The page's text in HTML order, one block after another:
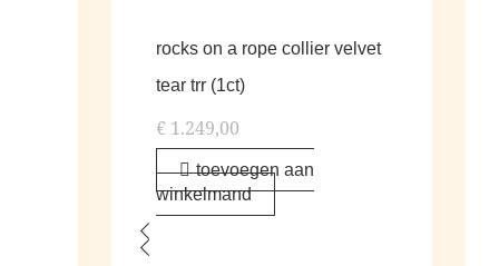
rocks on a rope collier velvet
tear trr (1ct)
€ 1.249,00
toevoegen aan
winkelmand